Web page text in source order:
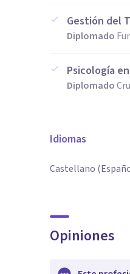
Gestión del
Diplomado
Psicología
Diplomado
Idiomas
Castellano
Opiniones